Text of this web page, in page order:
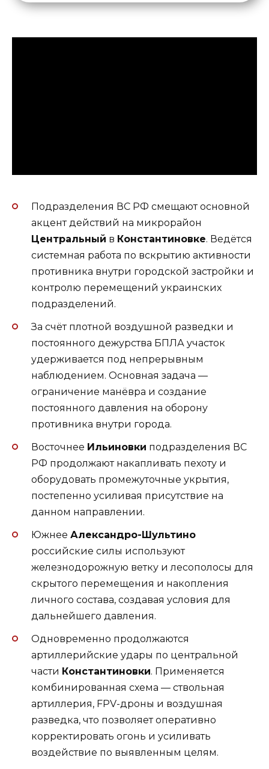
Подразделения ВС РФ смещают основной
акцент действий на микрорайон
Центральный в Константиновке. Ведётся
системная работа по вскрытию активности
противника внутри городской застройки и
контролю перемещений украинских
подразделений.
За счёт плотной воздушной разведки и
постоянного дежурства БПЛА участок
удерживается под непрерывным
наблюдением. Основная задача —
ограничение манёвра и создание
постоянного давления на оборону
противника внутри города.
Восточнее Ильиновки подразделения ВС
РФ продолжают накапливать пехоту и
оборудовать промежуточные укрытия,
постепенно усиливая присутствие на
данном направлении.
Южнее Александро-Шультино
российские силы используют
железнодорожную ветку и лесополосы для
скрытого перемещения и накопления
личного состава, создавая условия для
дальнейшего давления.
Одновременно продолжаются
артиллерийские удары по центральной
части Константиновки. Применяется
комбинированная схема — ствольная
артиллерия, FPV-дроны и воздушная
разведка, что позволяет оперативно
корректировать огонь и усиливать
воздействие по выявленным целям.